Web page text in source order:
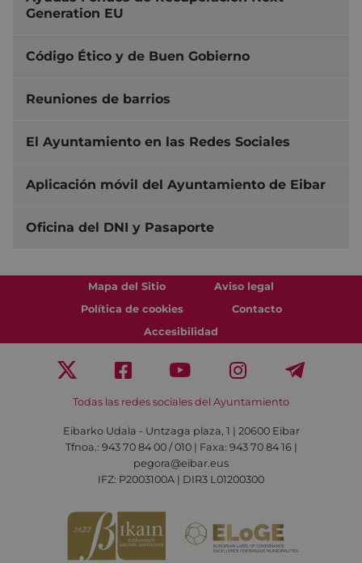
Generation EU
Código Ético y de Buen Gobierno
Reuniones de barrios
El Ayuntamiento en las Redes Sociales
Aplicación móvil del Ayuntamiento de Eibar
Oficina del DNI y Pasaporte
Mapa del Sitio
Aviso legal
Política de cookies
Contacto
Accesibilidad
Todas las redes sociales del Ayuntamiento
Eibarko Udala - Untzaga plaza, 1 | 20600 Eibar
Tfnoa.: 943 70 84 00 / 010 | Faxa: 943 70 84 16 |
pegora@eibar.eus
IFZ: P2003100A | DIR3 L01200300